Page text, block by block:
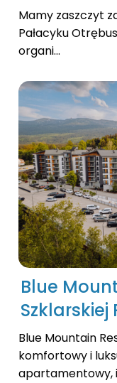
Mamy zaszczyt
Pałacyku
organi...
Blue
Szklarskiej
Blue Mountain
komfortowy i
apartamentowy,